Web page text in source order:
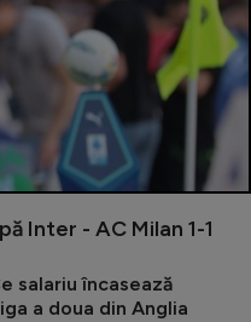
Inter - AC Milan 1-1
salariu încasează
a doua din Anglia